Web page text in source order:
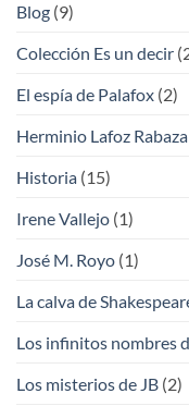
Blog (9)
Colección Es un decir
El espía de Palafox (2)
Herminio Lafoz Rabaza
Historia (15)
Irene Vallejo (1)
José M. Royo (1)
La calva de
Los infinitos nombres
Los misterios de JB (2)